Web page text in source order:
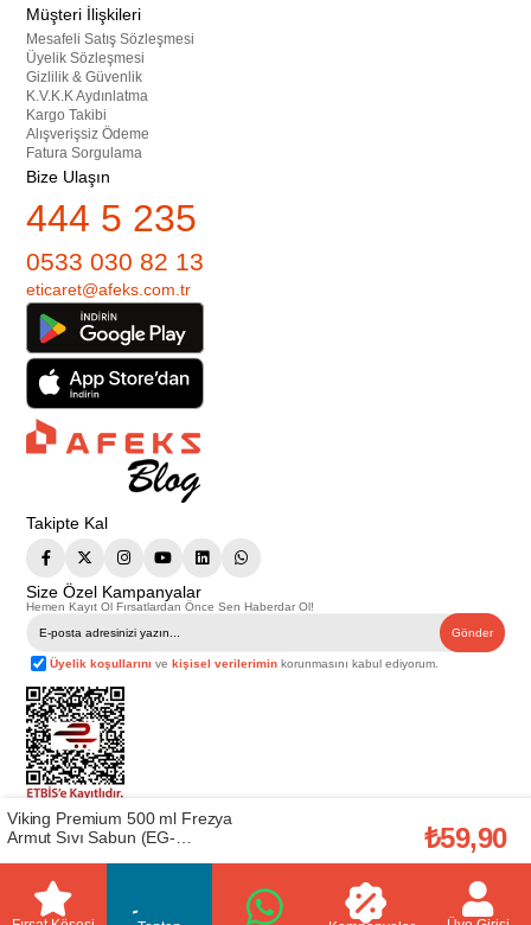
Müşteri İlişkileri
Mesafeli Satış Sözleşmesi
Üyelik Sözleşmesi
Gizlilik & Güvenlik
K.V.K.K Aydınlatma
Kargo Takibi
Alışverişsiz Ödeme
Fatura Sorgulama
Bize Ulaşın
444 5 235
0533 030 82 13
eticaret@afeks.com.tr
Takipte Kal
Size Özel Kampanyalar
Hemen Kayıt Ol Fırsatlardan Önce Sen Haberdar Ol!
Gönder
Üyelik koşullarını vekişisel verilerimin korunmasını kabul ediyorum.
Telif Hakkı © 2026Afeks Yapı Market
. Tüm hakları saklıdır.
Bu web sitesindeki tüm ürünler ticari amaçlıdır. Web sitemizde yer alan
görsel ve yazılı içerikler firmamıza ait olup, firmamızın yazılı izni alınmadan
başka yerlerde kullanılamaz. İçeriklerin izin alınmadan kopyalanması ve
kullanılması 5846 sayılı Fikir ve Sanat Eserleri Yasasına göre suçtur.
Viking Premium 500 ml Frezya
Armut Sıvı Sabun (EG-
₺59,90